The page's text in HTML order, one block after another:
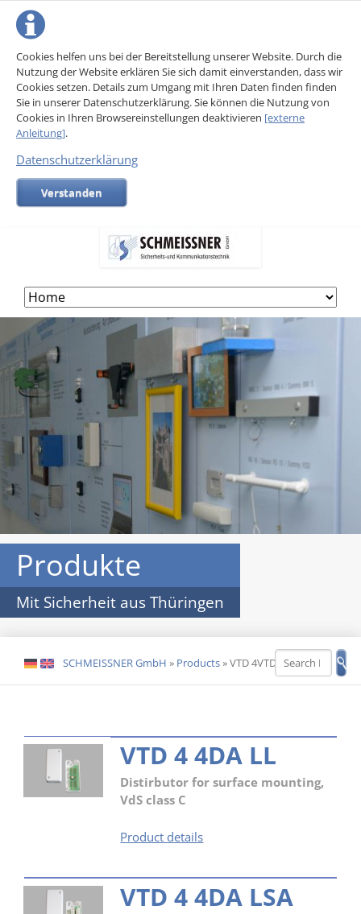
Cookies helfen uns bei der Bereitstellung unserer Website. Durch die
Nutzung der Website erklären Sie sich damit einverstanden, dass wir
Cookies setzen. Details zum Umgang mit Ihren Daten finden finden
Sie in unserer Datenschutzerklärung. Sie können die Nutzung von
Cookies in Ihren Browsereinstellungen deaktivieren [externe
Anleitung].
Datenschutzerklärung
Verstanden
navigation
Produkte
Mit Sicherheit aus Thüringen
DE EN SCHMEISSNER GmbH » Products»VTD 4VTD 4
VTD 4 4DA LL
Distirbutor for surface mounting,
VdS class C
Product detailsVTD
LL
VTD 4 4DA LSA